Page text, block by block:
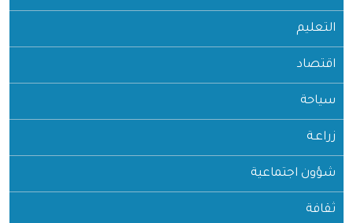
التعليم
اقتصاد
سياحة
زراعـة
شؤون اجتماعية
ثقافة